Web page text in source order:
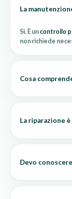
La
Sì. È un controllo
non richiede
Cosa
La riparazione
Devo